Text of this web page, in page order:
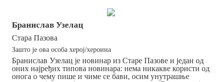
Бранислав Узелац
Стара Пазова
Зашто је ова особа херој/хероина
Бранислав Узелац је новинар из Старе Пазове и један од
оних најређих типова новинара: нема никакве користи од
онога о чему пише и чиме се бави, осим унутрашње